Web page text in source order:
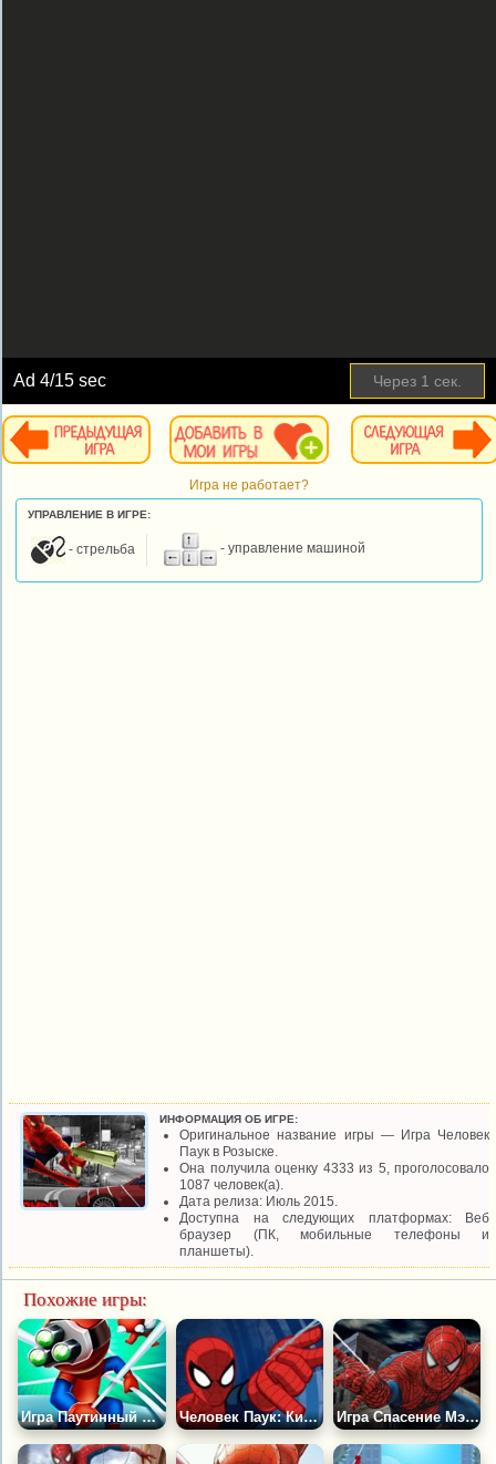
Ad4/15 sec Через 1 сек.
Игра не работает?
УПРАВЛЕНИЕ В ИГРЕ:
- стрельба - управление машиной
ИНФОРМАЦИЯ ОБ ИГРЕ:
Оригинальное название игры — Игра Человек
Паук в Розыске.
Она получила оценку 4333 из 5, проголосовало
1087 человек(а).
Дата релиза: Июль 2015.
Доступна на следующих платформах: Веб
браузер (ПК, мобильные телефоны и
планшеты).
Похожие игры:
Игра Паутинный Мастер Человек Паук: Кибер Саботаж Игра Спасение Мэри Джейн